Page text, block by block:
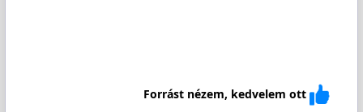
Forrást nézem, kedvelem ott